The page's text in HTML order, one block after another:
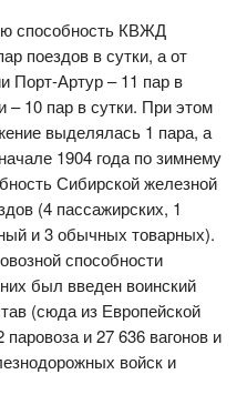
способность КВЖД
поездов в сутки, а от
Порт-Артур – 11 пар в
– 10 пар в сутки. При этом
выделялась 1 пара, а
1904 года по зимнему
Сибирской железной
(4 пассажирских, 1
и 3 обычных товарных).
способности
был введен воинский
(сюда из Европейской
и 27 636 вагонов и
войск и